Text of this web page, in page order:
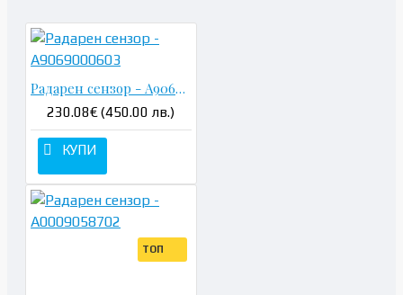
Радарен сензор - A9069000603
230.08€ (450.00 лв.)
КУПИ
ТОП